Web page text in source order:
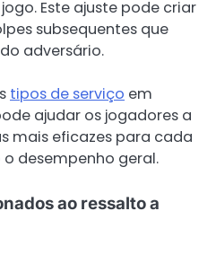
Este ajuste pode criar
subsequentes que
adversário.
tipos de serviço em
ajudar os jogadores a
mais eficazes para cada
desempenho geral.
ao ressalto a